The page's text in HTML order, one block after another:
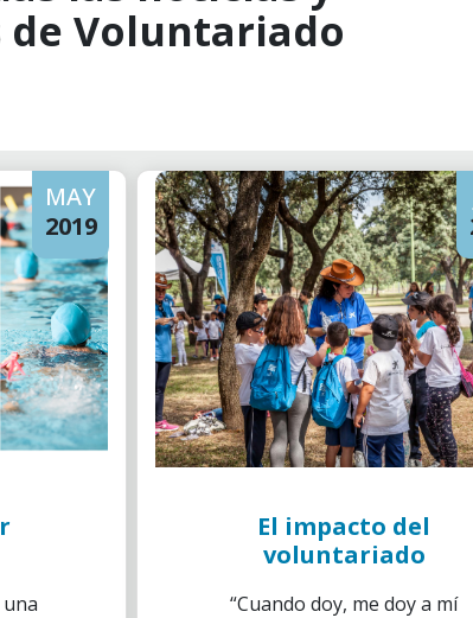
Voluntariado
MAY
2019
El impacto del
voluntariado
“Cuando doy, me doy a mí